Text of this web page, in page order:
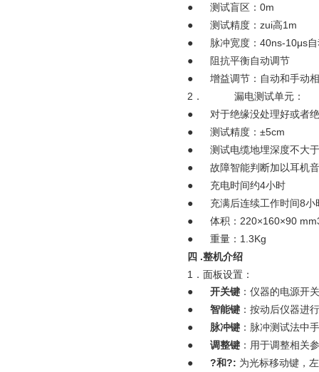
●
测试盲区：0m
●
测试精度：zui高1m
●
脉冲宽度：40ns-10μs
●
阻抗平衡自动调节
●
增益调节：自动和手动
2．
漏电测试单元：
●
对于绝缘没处理好或者
●
测试精度：±5cm
●
测试电缆地埋深度不大
●
故障智能判断加以耳机
●
充电时间约4小时
●
充满后连续工作时间8小
●
体积：220×160×90
●
重量：1.3Kg
四 .整机介绍
1．面板设置：
●
开关键 ：仪器的电源开
●
智能键 ：按动后仪器进
●
脉冲键 ：脉冲测试法中
●
调整键 ：用于调整相关
●
?和?: 为光标移动键，